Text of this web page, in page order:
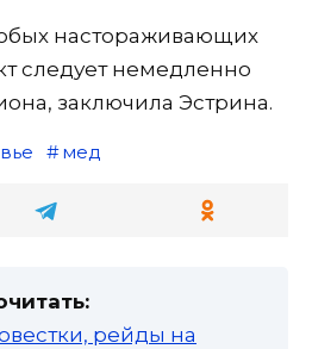
настораживающих
следует немедленно
заключила Эстрина.
мед
рейды на